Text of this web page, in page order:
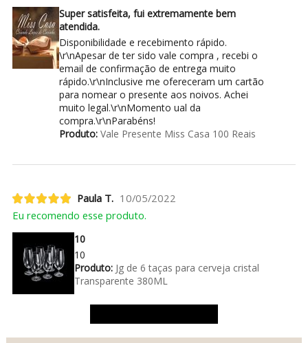
Super satisfeita, fui extremamente bem
atendida.
Disponibilidade e recebimento rápido.
\r\nApesar de ter sido vale compra , recebi o
email de confirmação de entrega muito
rápido.\r\nInclusive me ofereceram um cartão
para nomear o presente aos noivos. Achei
muito legal.\r\nMomento ual da
compra.\r\nParabéns!
Produto:Vale Presente Miss Casa 100 Reais
Paula T. 10/05/2022
Eu recomendo esse produto.
10
10
Produto:Jg de 6 taças para cerveja cristal
Transparente 380ML